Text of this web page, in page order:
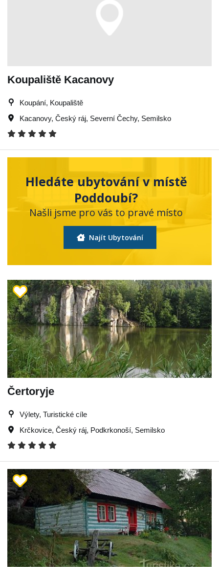
Koupaliště Kacanovy
Koupání, Koupaliště
Kacanovy, Český ráj, Severní Čechy, Semilsko
Hledáte ubytování v místě
Poddoubí?
Našli jsme pro vás to pravé místo
Najít Ubytování
Čertoryje
Výlety, Turistické cíle
Krčkovice, Český ráj, Podkrkonoší, Semilsko